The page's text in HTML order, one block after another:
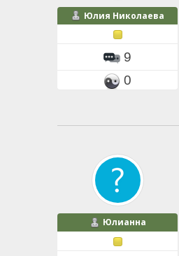
Юлия Николаева
9
0
Юлианна